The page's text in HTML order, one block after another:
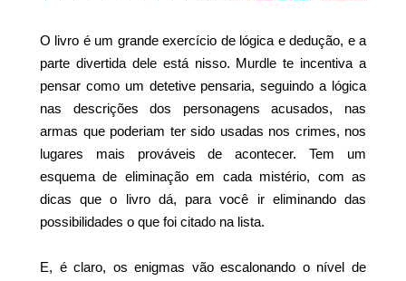
O livro é um grande exercício de lógica e dedução, e a
parte divertida dele está nisso. Murdle te incentiva a
pensar como um detetive pensaria, seguindo a lógica
nas descrições dos personagens acusados, nas
armas que poderiam ter sido usadas nos crimes, nos
lugares mais prováveis de acontecer. Tem um
esquema de eliminação em cada mistério, com as
dicas que o livro dá, para você ir eliminando das
possibilidades o que foi citado na lista.
E, é claro, os enigmas vão escalonando o nível de